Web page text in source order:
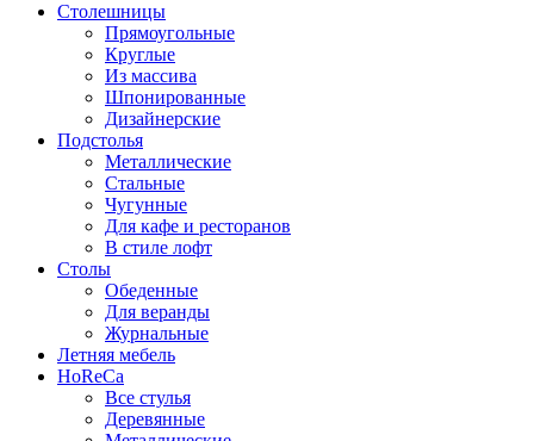
Столешницы
Прямоугольные
Круглые
Из массива
Шпонированные
Дизайнерские
Подстолья
Металлические
Стальные
Чугунные
Для кафе и ресторанов
В стиле лофт
Столы
Обеденные
Для веранды
Журнальные
Летняя мебель
HoReCa
Все стулья
Деревянные